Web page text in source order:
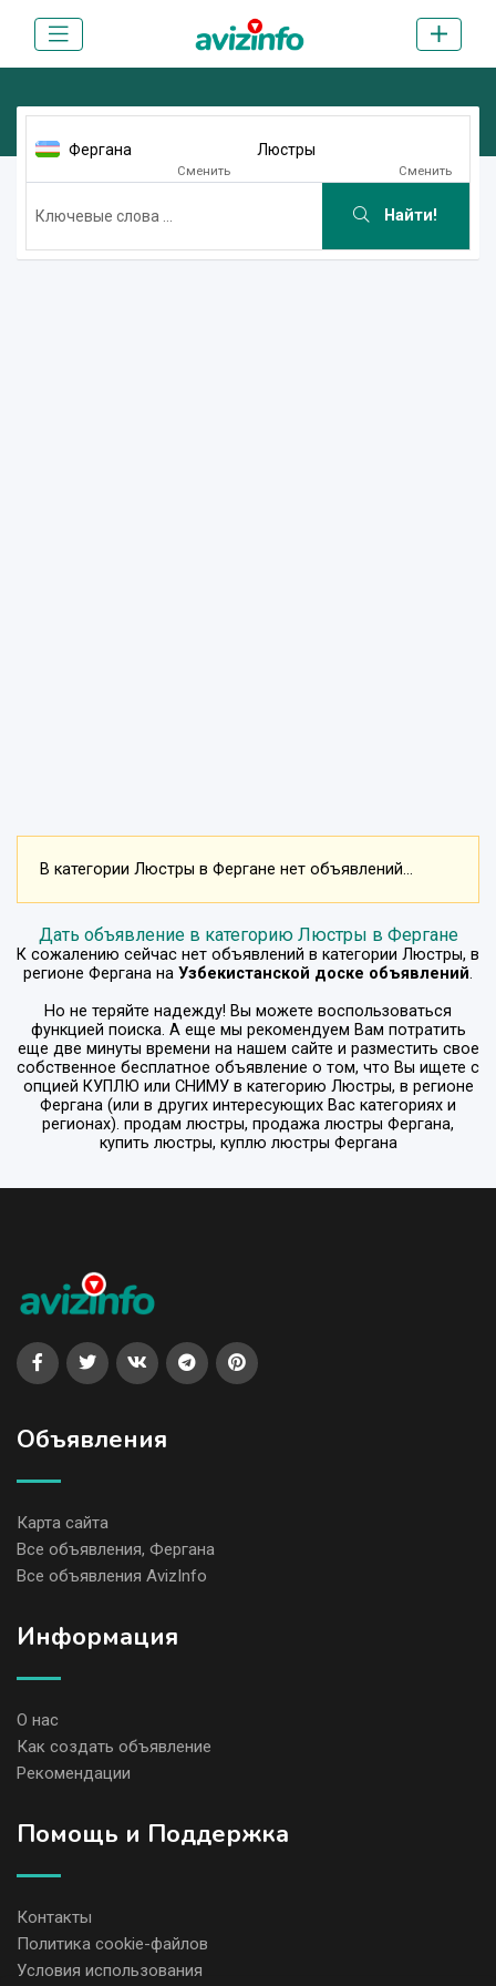
Фергана
Сменить
Люстры
Сменить
Найти!
В категории Люстры в Фергане нет объявлений...
Дать объявление в категорию Люстры в Фергане
К сожалению сейчас нет объявлений в категории Люстры, в
регионе Фергана на Узбекистанской доске объявлений.
Но не теряйте надежду! Вы можете воспользоваться
функцией поиска. А еще мы рекомендуем Вам потратить
еще две минуты времени на нашем сайте и разместить свое
собственное бесплатное объявление о том, что Вы ищете с
опцией КУПЛЮ или СНИМУв категорию Люстры, в регионе
Фергана (или в других интересующих Вас категориях и
регионах). продам люстры, продажа люстры Фергана,
купить люстры, куплю люстры Фергана
Объявления
Карта сайта
Все объявления, Фергана
Все объявления AvizInfo
Информация
О нас
Как создать объявление
Рекомендации
Помощь и Поддержка
Контакты
Политика cookie-файлов
Условия использования